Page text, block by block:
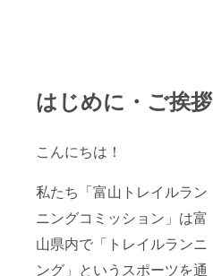
はじめに・ご挨拶
こんにちは！
私たち「富山トレイルラン
ニングコミッション」は富
山県内で「トレイルランニ
ング」というスポーツを通